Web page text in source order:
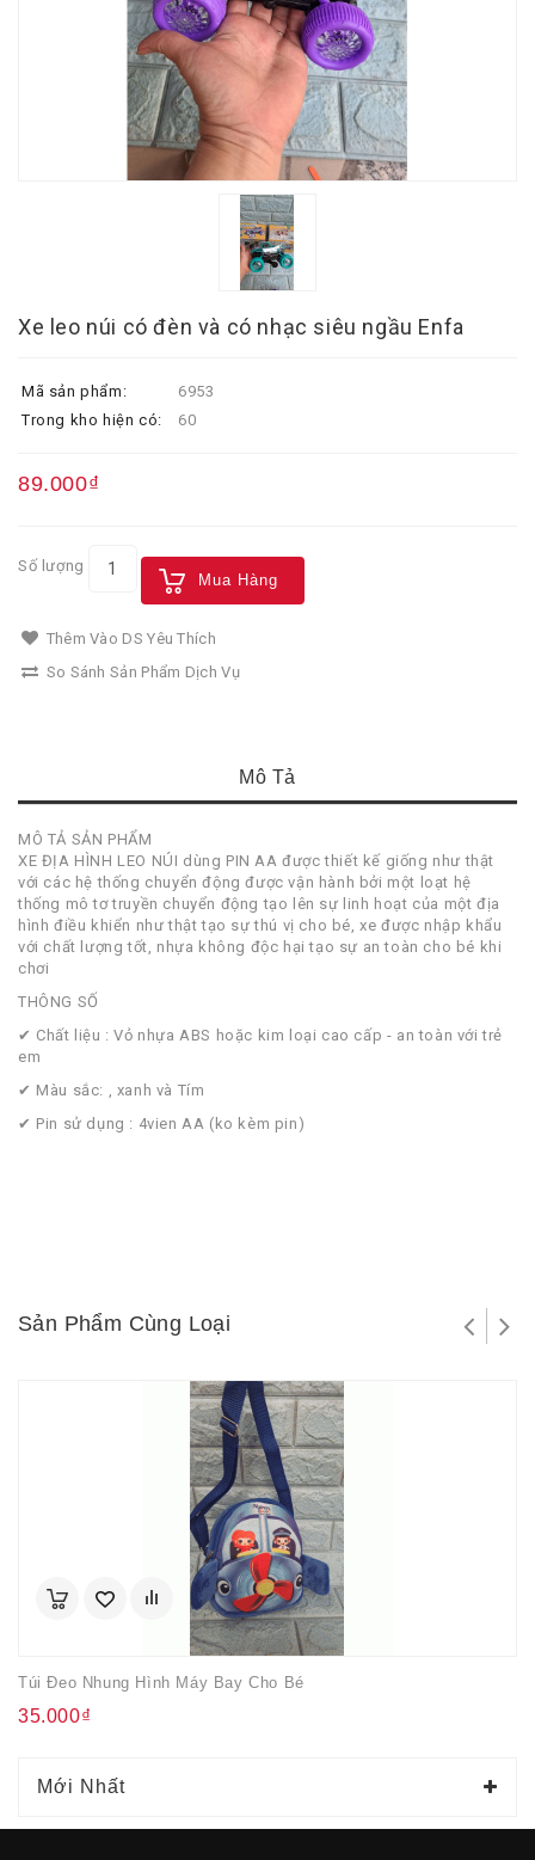
Xe leo núi có đèn và có nhạc siêu ngầu Enfa
Mã sản phẩm:
6953
Trong kho hiện có:
60
89.000₫
Số lượng
Mua Hàng
Thêm Vào DS Yêu Thích
So Sánh Sản Phẩm Dịch Vụ
Mô Tả
MÔ TẢ SẢN PHẨM
XE ĐỊA HÌNH LEO NÚI dùng PIN AA được thiết kế giống như thật
với các hệ thống chuyển động được vận hành bởi một loạt hệ
thống mô tơ truyền chuyển động tạo lên sự linh hoạt của một địa
hình điều khiển như thật tạo sự thú vị cho bé, xe được nhập khẩu
với chất lượng tốt, nhựa không độc hại tạo sự an toàn cho bé khi
chơi
THÔNG SỐ
✔ Chất liệu : Vỏ nhựa ABS hoặc kim loại cao cấp - an toàn với trẻ
em
✔ Màu sắc: , xanh và Tím
✔ Pin sử dụng : 4vien AA (ko kèm pin)
Sản Phẩm Cùng Loại
Túi Đeo Nhung Hình Máy Bay Cho Bé
35.000₫
Mới Nhất